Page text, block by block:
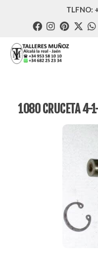
TLFNO:
1080 CRUCETA 4-